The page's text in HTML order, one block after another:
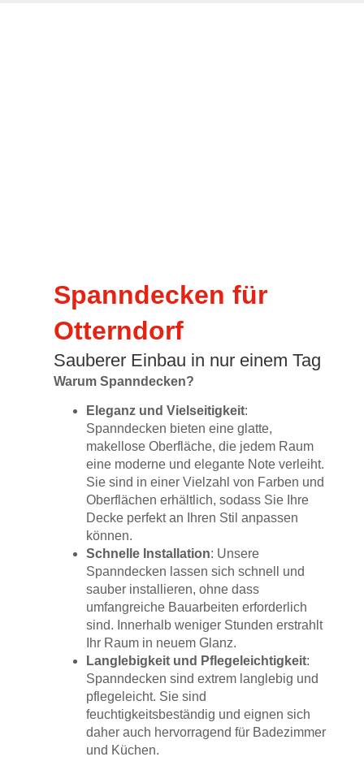
Spanndecken für
Otterndorf
Sauberer Einbau in nur einem Tag
Warum Spanndecken?
Eleganz und Vielseitigkeit:
Spanndecken bieten eine glatte,
makellose Oberfläche, die jedem Raum
eine moderne und elegante Note verleiht.
Sie sind in einer Vielzahl von Farben und
Oberflächen erhältlich, sodass Sie Ihre
Decke perfekt an Ihren Stil anpassen
können.
Schnelle Installation: Unsere
Spanndecken lassen sich schnell und
sauber installieren, ohne dass
umfangreiche Bauarbeiten erforderlich
sind. Innerhalb weniger Stunden erstrahlt
Ihr Raum in neuem Glanz.
Langlebigkeit und Pflegeleichtigkeit:
Spanndecken sind extrem langlebig und
pflegeleicht. Sie sind
feuchtigkeitsbeständig und eignen sich
daher auch hervorragend für Badezimmer
und Küchen.